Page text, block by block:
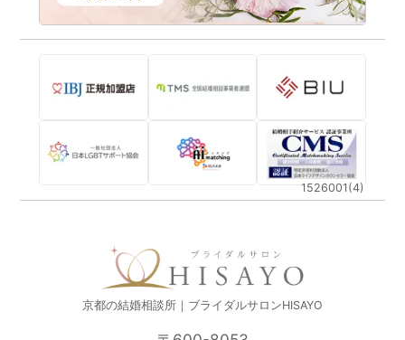
1526001(4)
京都の結婚相談所｜ブライダルサロンHISAYO